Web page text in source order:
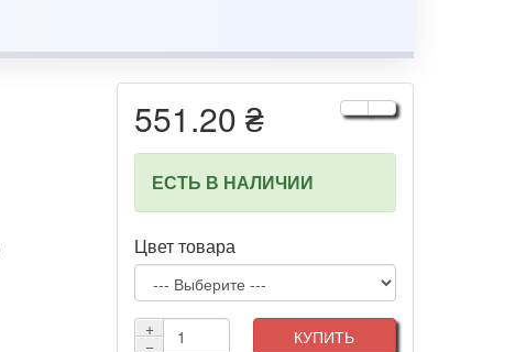
551.20 ₴
ЕСТЬ В НАЛИЧИИ
Цвет товара
+
−
КУПИТЬ